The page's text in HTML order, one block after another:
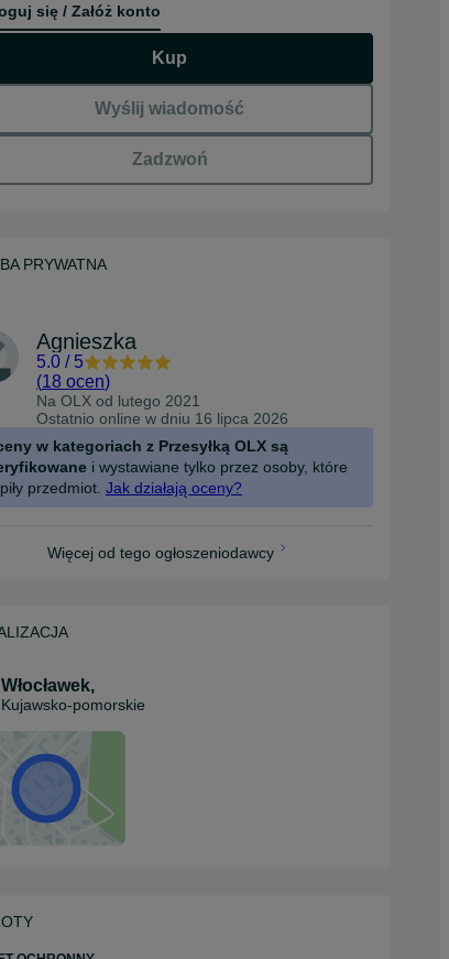
się / Załóż konto
Kup
Wyślij wiadomość
Zadzwoń
PRYWATNA
Agnieszka
5.0 / 5
(18 ocen)
Na OLX od lutego 2021
Ostatnio online w dniu 16 lipca 2026
w kategoriach z Przesyłką OLX są
i wystawiane tylko przez osoby, które
przedmiot. Jak działają oceny?
Więcej od tego ogłoszeniodawcy
Włocławek,
Kujawsko-pomorskie